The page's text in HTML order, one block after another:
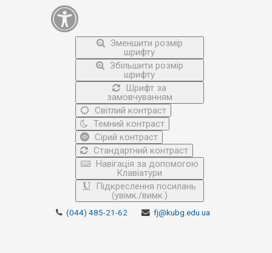
Зменшити розмір
шрифту
Збільшити розмір
шрифту
Шрифт за
замовчуванням
Світлий контраст
Темний контраст
Сірий контраст
Стандартний контраст
Навігація за допомогою
Клавіатури
Підкреслення посилань
(увімк./вимк.)
(044) 485-21-62 fj@kubg.edu.ua